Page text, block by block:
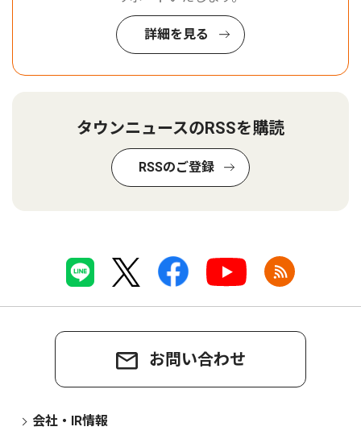
詳細を見る
タウンニュースのRSSを購読
RSSのご登録
お問い合わせ
会社・IR情報